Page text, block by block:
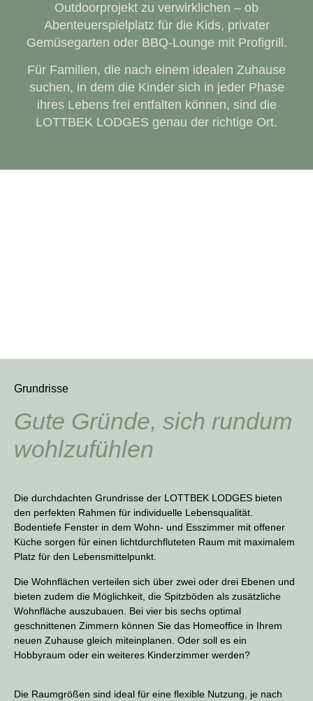
Outdoorprojekt zu verwirklichen – ob
Abenteuerspielplatz für die Kids, privater
Gemüsegarten oder BBQ-Lounge mit Profigrill.
Für Familien, die nach einem idealen Zuhause
suchen, in dem die Kinder sich in jeder Phase
ihres Lebens frei entfalten können, sind die
LOTTBEK LODGES genau der richtige Ort.
Grundrisse
Gute Gründe, sich rundum
wohlzufühlen
Die durchdachten Grundrisse der LOTTBEK LODGES bieten
den perfekten Rahmen für individuelle Lebensqualität.
Bodentiefe Fenster in dem Wohn- und Esszimmer mit offener
Küche sorgen für einen lichtdurchfluteten Raum mit maximalem
Platz für den Lebensmittelpunkt.
Die Wohnflächen verteilen sich über zwei oder drei Ebenen und
bieten zudem die Möglichkeit, die Spitzböden als zusätzliche
Wohnfläche auszubauen. Bei vier bis sechs optimal
geschnittenen Zimmern können Sie das Homeoffice in Ihrem
neuen Zuhause gleich miteinplanen. Oder soll es ein
Hobbyraum oder ein weiteres Kinderzimmer werden?
Die Raumgrößen sind ideal für eine flexible Nutzung, je nach